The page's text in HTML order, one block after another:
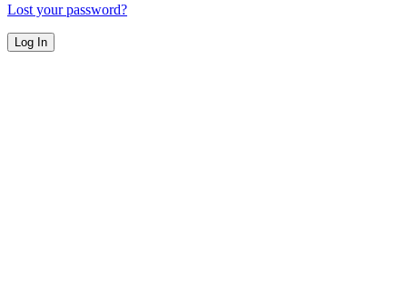
Lost your password?